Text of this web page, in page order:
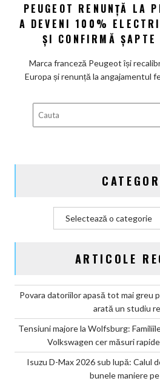
PEUGEOT RENUNȚĂ LA
A DEVENI 100%
ȘI CONFIRMĂ ȘAPTE
Marca franceză Peugeot își
Europa și renunță la angajamentul
ARTICOLE
Povara datoriilor apasă tot mai greu
arată un studiu
Tensiuni majore la Wolfsburg:
Volkswagen cer măsuri
Isuzu D-Max 2026 sub lupă: Calul
bunele maniere